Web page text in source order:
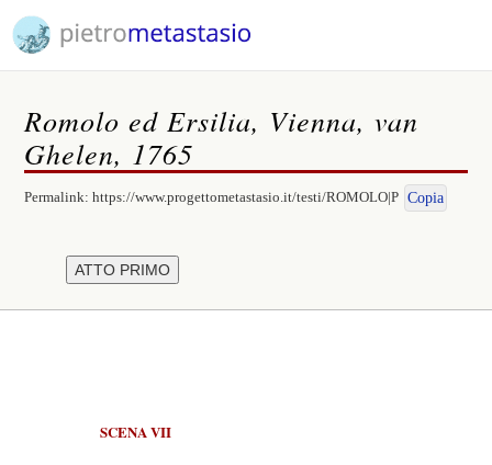
Romolo ed Ersilia, Vienna, van
Ghelen, 1765
Permalink:https://www.progettometastasio.it/testi/ROMOLO|P Copia
SCENA VII